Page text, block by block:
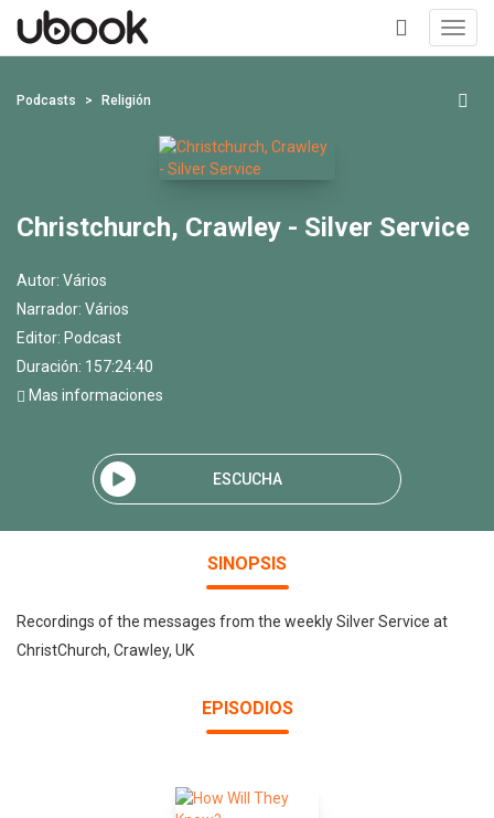
+
Podcasts Religión
Christchurch, Crawley - Silver Service
Autor: Vários
Narrador: Vários
Editor: Podcast
Duración: 157:24:40
Mas informaciones
ESCUCHA
SINOPSIS
Recordings of the messages from the weekly Silver Service at
ChristChurch, Crawley, UK
EPISODIOS